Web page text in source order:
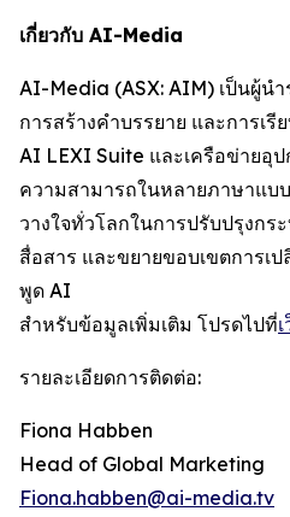
เกี่ยวกับ AI-Media
AI-Media (ASX: AIM) เป็นผู้น
การสร้างคำบรรยาย และการเรี
AI LEXI Suite และเครือข่ายอุ
ความสามารถในหลายภาษาแบ
วางใจทั่วโลกในการปรับปรุงกร
สื่อสาร และขยายขอบเขตการเ
พูด AI
สำหรับข้อมูลเพิ่มเติม โปรดไปที่
รายละเอียดการติดต่อ:
Fiona Habben
Head of Global Marketing
Fiona.habben@ai-media.tv